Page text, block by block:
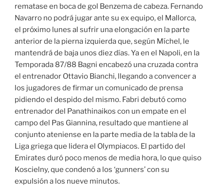
rematase en boca de gol Benzema de cabeza. Fernando
Navarro no podrá jugar ante su ex equipo, el Mallorca,
el próximo lunes al sufrir una elongación en la parte
anterior de la pierna izquierda que, según Míchel, le
mantendrá de baja unos diez días. Ya en el Napoli, en la
Temporada 87/88 Bagni encabezó una cruzada contra
el entrenador Ottavio Bianchi, llegando a convencer a
los jugadores de firmar un comunicado de prensa
pidiendo el despido del mismo. Fabri debutó como
entrenador del Panathinaikos con un empate en el
campo del Pas Giannina, resultado que mantiene al
conjunto ateniense en la parte media de la tabla de la
Liga griega que lidera el Olympiacos. El partido del
Emirates duró poco menos de media hora, lo que quiso
Koscielny, que condenó a los ‘gunners’ con su
expulsión a los nueve minutos.